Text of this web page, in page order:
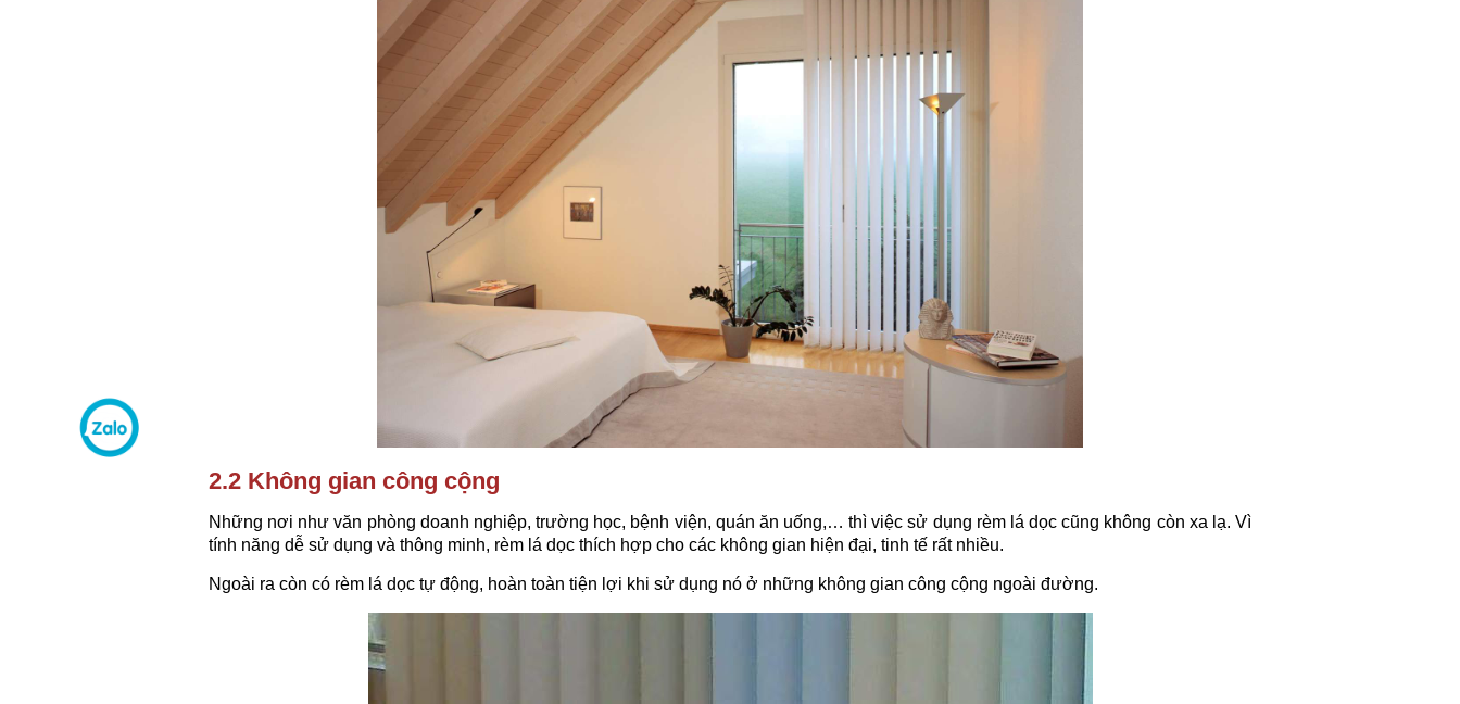
2.2 Không gian công cộng
Những nơi như văn phòng doanh nghiệp, trường học, bệnh viện, quán ăn uống,… thì việc sử dụng rèm lá dọc cũng không còn xa lạ. Vì
tính năng dễ sử dụng và thông minh, rèm lá dọc thích hợp cho các không gian hiện đại, tinh tế rất nhiều.
Ngoài ra còn có rèm lá dọc tự động, hoàn toàn tiện lợi khi sử dụng nó ở những không gian công cộng ngoài đường.